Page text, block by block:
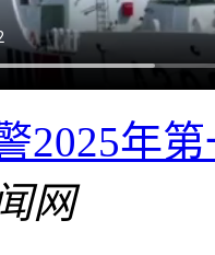
2025年
网